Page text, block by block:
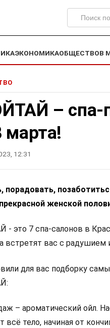
ЭКОНОМИКАОБЩЕСТВОВ
–
марта!
12:31
порадовать,
женской
- это 7 спа-салонов в
встретят вас с радушием
для вас подборку
– ароматический ойл.
всё тело, начиная от